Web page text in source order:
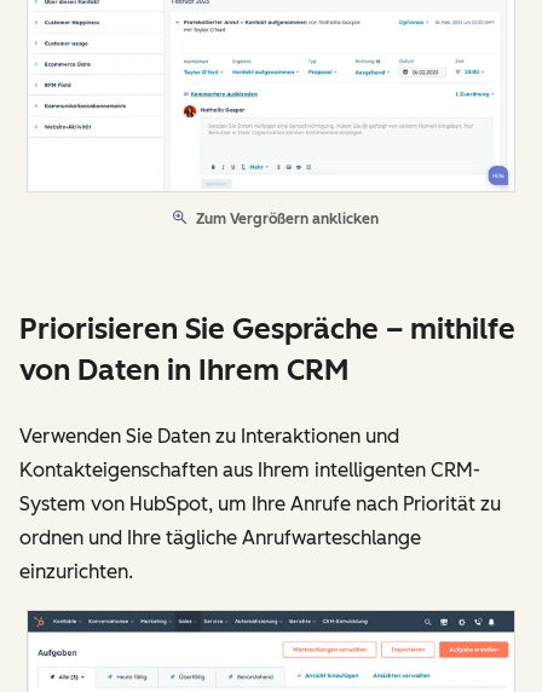
Zum Vergrößern anklicken
Priorisieren Sie Gespräche – mithilfe
von Daten in Ihrem CRM
Verwenden Sie Daten zu Interaktionen und
Kontakteigenschaften aus Ihrem intelligenten CRM-
System von HubSpot, um Ihre Anrufe nach Priorität zu
ordnen und Ihre tägliche Anrufwarteschlange
einzurichten.